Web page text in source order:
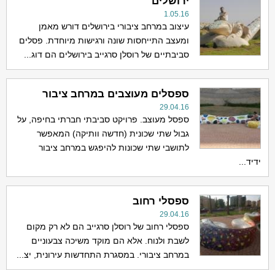
1.05.16
עיצוב במרחב ציבורי בירושלים דורש מאמן
ומעצב התייחסות שונה ורגישות מיוחדת. פסלים
סביבתיים של רוסלן סרגייב בירושלים הם דוג...
ספסלים מעוצבים במרחב ציבור
29.04.16
ספסל מעוצב. פרויקט סביבתי חברתי בחיפה, על
גבול שתי שכונית (חדשה וותיקה) המאפשר
לתושבי שתי שכונות להיפגש במרחב ציבור
ידיד...
ספסלי רחוב
29.04.16
ספסלי רחוב של רוסלן סרגייב הם לא רק מקום
לשבת ולנוח. אלא הם מוקד משיכה צבעוניים
במרחב ציבורי. במסגרת התחדשות עירונית, יצ...